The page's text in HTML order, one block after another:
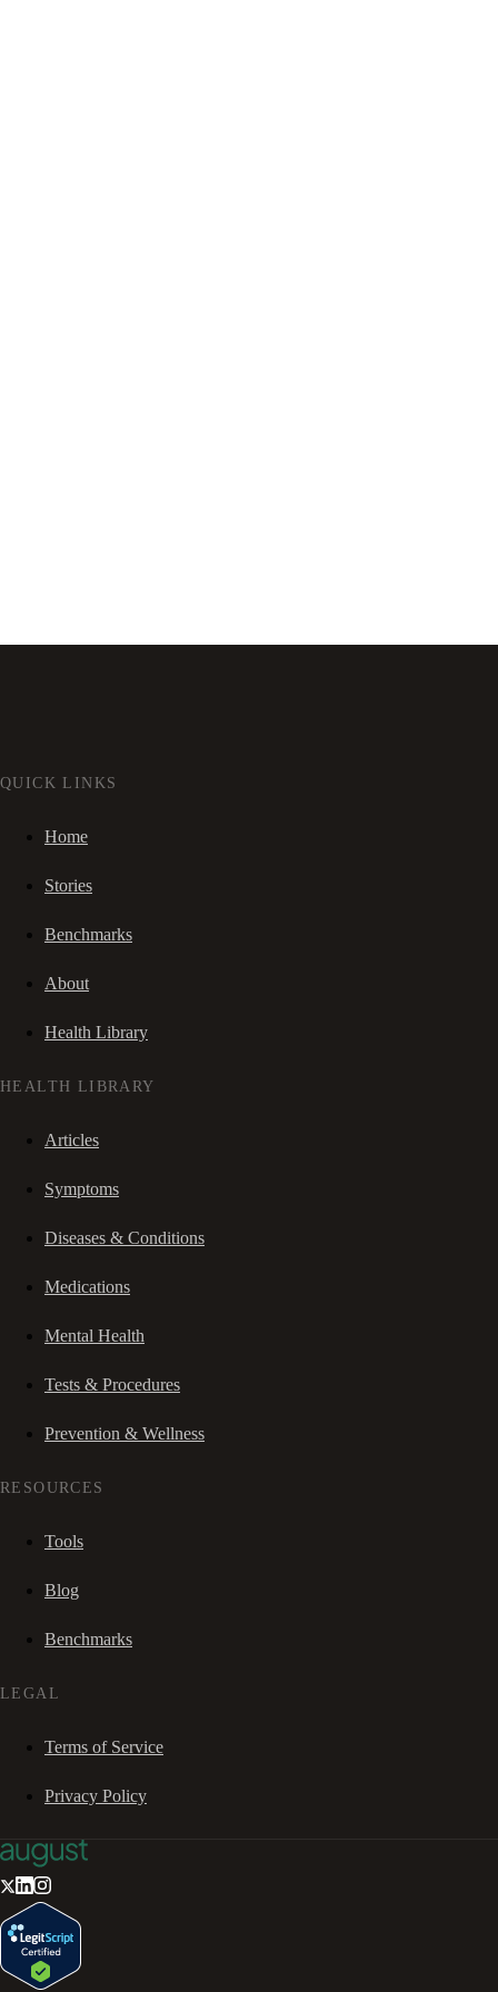
QUICK LINKS
Home
Stories
Benchmarks
About
Health Library
HEALTH LIBRARY
Articles
Symptoms
Diseases & Conditions
Medications
Mental Health
Tests & Procedures
Prevention & Wellness
RESOURCES
Tools
Blog
Benchmarks
LEGAL
Terms of Service
Privacy Policy